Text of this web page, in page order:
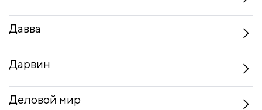
Давва
Дарвин
Деловой мир